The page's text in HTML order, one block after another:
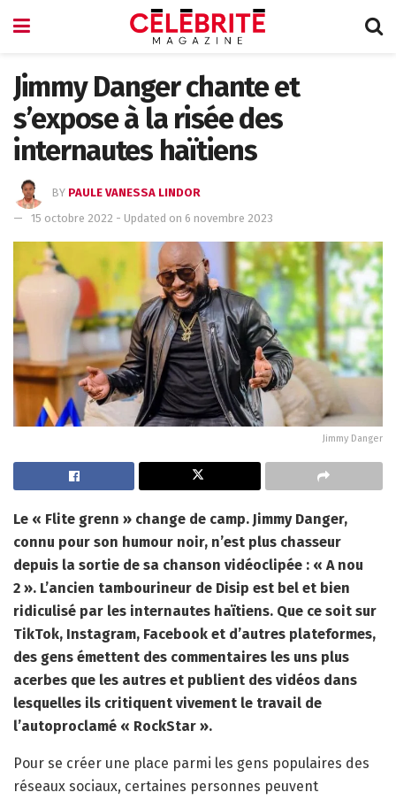
Jimmy Danger chante et
s’expose à la risée des
internautes haïtiens
BY PAULE VANESSA LINDOR
15 octobre 2022 - Updated on 6 novembre 2023
Jimmy Danger
Le « Flite grenn » change de camp. Jimmy Danger,
connu pour son humour noir, n’est plus chasseur
depuis la sortie de sa chanson vidéoclipée : « A nou
2 ». L’ancien tambourineur de Disip est bel et bien
ridiculisé par les internautes haïtiens. Que ce soit sur
TikTok, Instagram, Facebook et d’autres plateformes,
des gens émettent des commentaires les uns plus
acerbes que les autres et publient des vidéos dans
lesquelles ils critiquent vivement le travail de
l’autoproclamé « RockStar ».
Pour se créer une place parmi les gens populaires des
réseaux sociaux, certaines personnes peuvent